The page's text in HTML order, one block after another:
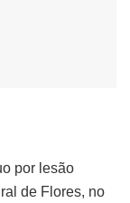
por lesão
de Flores, no